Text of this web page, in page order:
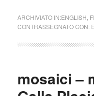
ARCHIVIATO IN:ENGLISH
CONTRASSEGNATO CON:
mosaici –